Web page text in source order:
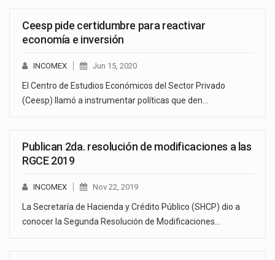
Ceesp pide certidumbre para reactivar
economía e inversión
INCOMEX Jun 15, 2020
El Centro de Estudios Económicos del Sector Privado
(Ceesp) llamó a instrumentar políticas que den…
Publican 2da. resolución de modificaciones a las
RGCE 2019
INCOMEX Nov 22, 2019
La Secretaría de Hacienda y Crédito Público (SHCP) dio a
conocer la Segunda Resolución de Modificaciones…